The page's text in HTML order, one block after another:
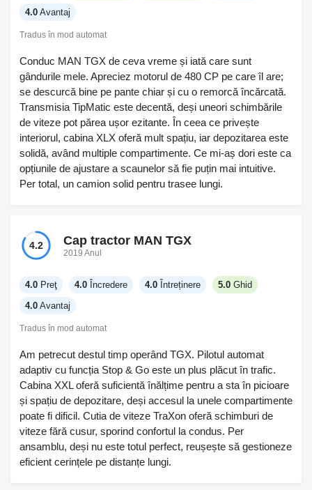
4.0 Avantaj
Tradus în mod automat
Conduc MAN TGX de ceva vreme și iată care sunt
gândurile mele. Apreciez motorul de 480 CP pe care îl are;
se descurcă bine pe pante chiar și cu o remorcă încărcată.
Transmisia TipMatic este decentă, deși uneori schimbările
de viteze pot părea ușor ezitante. În ceea ce privește
interiorul, cabina XLX oferă mult spațiu, iar depozitarea este
solidă, având multiple compartimente. Ce mi-aș dori este ca
opțiunile de ajustare a scaunelor să fie puțin mai intuitive.
Per total, un camion solid pentru trasee lungi.
4.2 Cap tractor MAN TGX
2019 Anul
4.0 Preţ 4.0 Încredere 4.0 Întreținere 5.0 Ghid
4.0 Avantaj
Tradus în mod automat
Am petrecut destul timp operând TGX. Pilotul automat
adaptiv cu funcția Stop & Go este un plus plăcut în trafic.
Cabina XXL oferă suficientă înălțime pentru a sta în picioare
și spațiu de depozitare, deși accesul la unele compartimente
poate fi dificil. Cutia de viteze TraXon oferă schimburi de
viteze fără cusur, sporind confortul la condus. Per
ansamblu, deși nu este totul perfect, reușește să gestioneze
eficient cerințele pe distanțe lungi.